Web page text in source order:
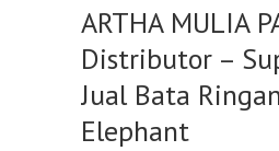
ARTHA MULIA
Distributor –
Jual Bata
Elephant